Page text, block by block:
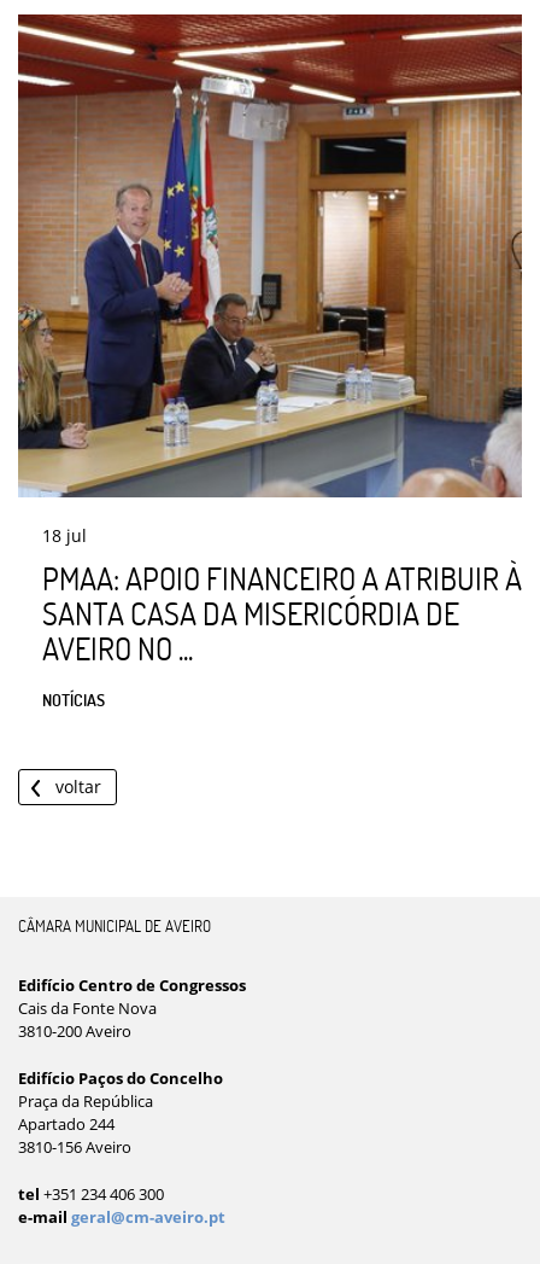
18 jul
PMAA: APOIO FINANCEIRO A ATRIBUIR À
SANTA CASA DA MISERICÓRDIA DE
AVEIRO NO ...
NOTÍCIAS
voltar
CÂMARA MUNICIPAL DE AVEIRO
Edifício Centro de Congressos
Cais da Fonte Nova
3810-200 Aveiro
Edifício Paços do Concelho
Praça da República
Apartado 244
3810-156 Aveiro
tel +351 234 406 300
e-mail geral@cm-aveiro.pt